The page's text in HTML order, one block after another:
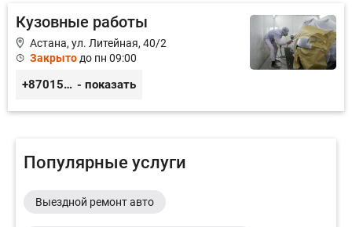
Кузовные работы
Астана, ул. Литейная, 40/2
Закрыто до пн 09:00
+87015797977 - показать
Популярные услуги
Выездной ремонт авто